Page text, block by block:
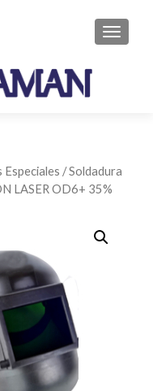
/Soldadura
LASER OD6+ 35%